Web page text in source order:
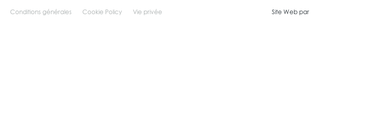
Conditions générales Cookie Policy Vie privée Site Web par